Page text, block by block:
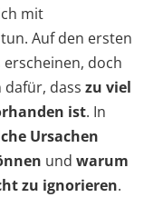
mit
Auf den ersten
doch
dafür, dass zu viel
ist. In
Ursachen
und warum
zu ignorieren.